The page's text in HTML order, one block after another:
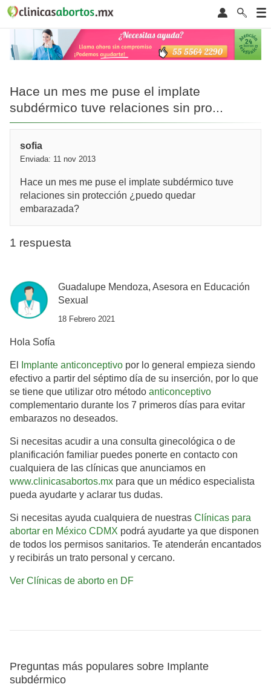
Hace un mes me puse el implate
subdérmico tuve relaciones sin pro...
sofia
Enviada: 11 nov 2013
Hace un mes me puse el implate subdérmico tuve
relaciones sin protección ¿puedo quedar
embarazada?
1 respuesta
Guadalupe Mendoza, Asesora en Educación
Sexual
18 Febrero 2021
Hola Sofía
El Implante anticonceptivo por lo general empieza siendo
efectivo a partir del séptimo día de su inserción, por lo que
se tiene que utilizar otro método anticonceptivo
complementario durante los 7 primeros días para evitar
embarazos no deseados.
Si necesitas acudir a una consulta ginecológica o de
planificación familiar puedes ponerte en contacto con
cualquiera de las clínicas que anunciamos en
www.clinicasabortos.mx para que un médico especialista
pueda ayudarte y aclarar tus dudas.
Si necesitas ayuda cualquiera de nuestras Clínicas para
abortar en México CDMX podrá ayudarte ya que disponen
de todos los permisos sanitarios. Te atenderán encantados
y recibirás un trato personal y cercano.
Ver Clínicas de aborto en DF
Preguntas más populares sobre Implante
subdérmico